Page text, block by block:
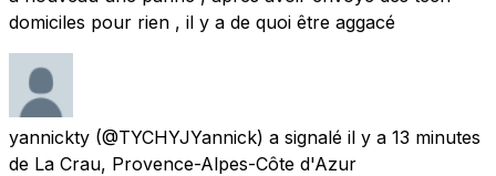
domiciles pour rien , il y a de quoi être aggacé
yannickty (@TYCHYJYannick) a signalé il y a 13 minutes
de La Crau, Provence-Alpes-Côte d'Azur